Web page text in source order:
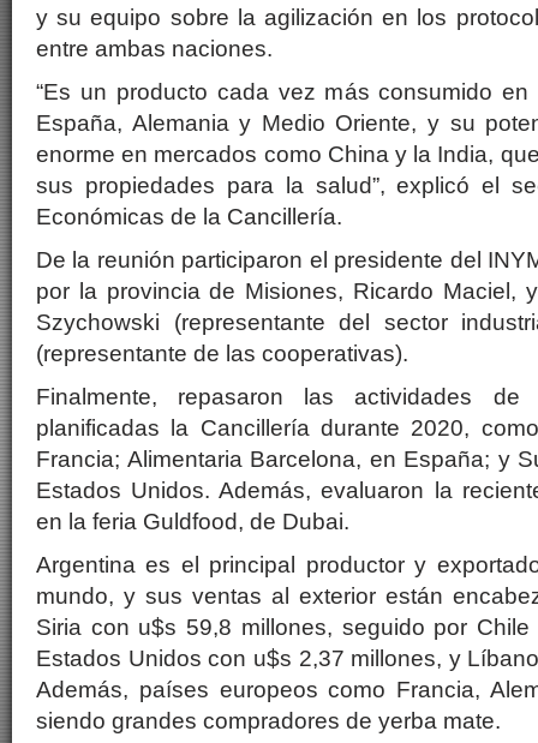
y su equipo sobre la agilización en los
entre ambas naciones.
“Es un producto cada vez más consumido
España, Alemania y Medio Oriente, y su
enorme en mercados como China y la India,
sus propiedades para la salud”, explicó el
Económicas de la Cancillería.
De la reunión participaron el presidente del
por la provincia de Misiones, Ricardo Maciel,
Szychowski (representante del sector
(representante de las cooperativas).
Finalmente, repasaron las actividades
planificadas la Cancillería durante 2020,
Francia; Alimentaria Barcelona, en España; y
Estados Unidos. Además, evaluaron la
en la feria Guldfood, de Dubai.
Argentina es el principal productor y
mundo, y sus ventas al exterior están
Siria con u$s 59,8 millones, seguido por
Estados Unidos con u$s 2,37 millones, y
Además, países europeos como Francia,
siendo grandes compradores de yerba mate.